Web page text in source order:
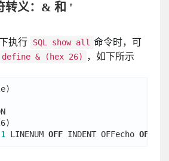
转义：& 和 '
执行 SQL show all 命令时，可
define & (hex 26) ，如下所示
1 LINENUM OFF INDENT OFFecho OFF